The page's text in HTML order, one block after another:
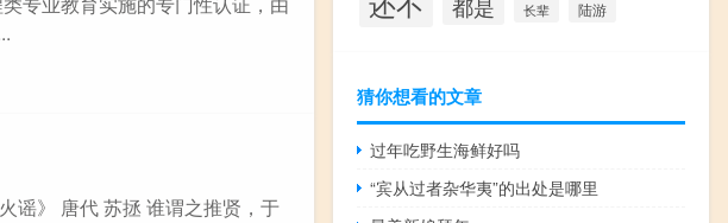
谣》 唐代 苏拯 谁谓之推贤，于
都是 长辈 陆游
猜你想看的文章
过年吃野生海鲜好吗
“宾从过者杂华夷”的出处是哪里